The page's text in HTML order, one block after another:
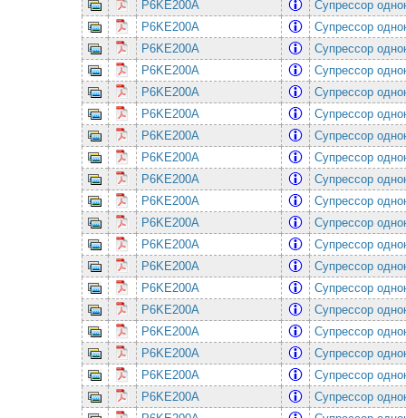
P6KE200A
Супрессор
P6KE200A
Супрессор
P6KE200A
Супрессор
P6KE200A
Супрессор
P6KE200A
Супрессор
P6KE200A
Супрессор
P6KE200A
Супрессор
P6KE200A
Супрессор
P6KE200A
Супрессор
P6KE200A
Супрессор
P6KE200A
Супрессор
P6KE200A
Супрессор
P6KE200A
Супрессор
P6KE200A
Супрессор
P6KE200A
Супрессор
P6KE200A
Супрессор
P6KE200A
Супрессор
P6KE200A
Супрессор
P6KE200A
Супрессор